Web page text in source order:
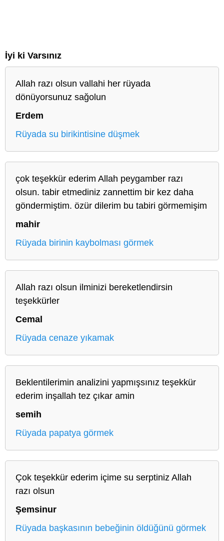
İyi ki Varsınız
Allah razı olsun vallahi her rüyada
dönüyorsunuz sağolun
Erdem
Rüyada su birikintisine düşmek
çok teşekkür ederim Allah peygamber razı
olsun. tabir etmediniz zannettim bir kez daha
göndermiştim. özür dilerim bu tabiri görmemişim
mahir
Rüyada birinin kaybolması görmek
Allah razı olsun ilminizi bereketlendirsin
teşekkürler
Cemal
Rüyada cenaze yıkamak
Beklentilerimin analizini yapmışsınız teşekkür
ederim inşallah tez çıkar amin
semih
Rüyada papatya görmek
Çok teşekkür ederim içime su serptiniz Allah
razı olsun
Şemsinur
Rüyada başkasının bebeğinin öldüğünü görmek